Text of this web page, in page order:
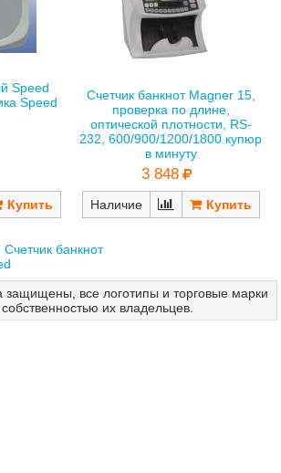
Speed
Speed
Счетчик банкнот Magner 15,
проверка по длине,
оптической плотности, RS-
232, 600/900/1200/1800 купюр
в минуту
3 848
Наличие
Счетчик банкнот
все логотипы и торговые марки
их владельцев.